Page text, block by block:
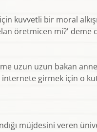
kuvvetli bir moral
öretmicen mi?' deme
uzun uzun bakan
girmek için o
müjdesini veren